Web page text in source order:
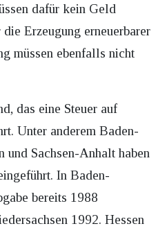
dafür kein Geld
Erzeugung erneuerbarer
müssen ebenfalls nicht
das eine Steuer auf
Unter anderem Baden-
und Sachsen-Anhalt haben
In Baden-
bereits 1988
1992. Hessen